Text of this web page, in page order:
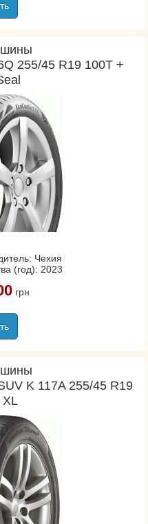
шины
255/45 R19 100T +
Чехия
(год): 2023
грн
шины
K 117A 255/45 R19
XL